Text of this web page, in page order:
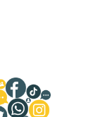
valoracions és de 0